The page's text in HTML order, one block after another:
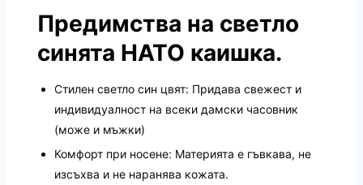
Предимства на светло
синята НАТО каишка.
Стилен светло син цвят: Придава свежест и
индивидуалност на всеки дамски часовник
(може и мъжки)
Комфорт при носене: Материята е гъвкава, не
изсъхва и не наранява кожата.